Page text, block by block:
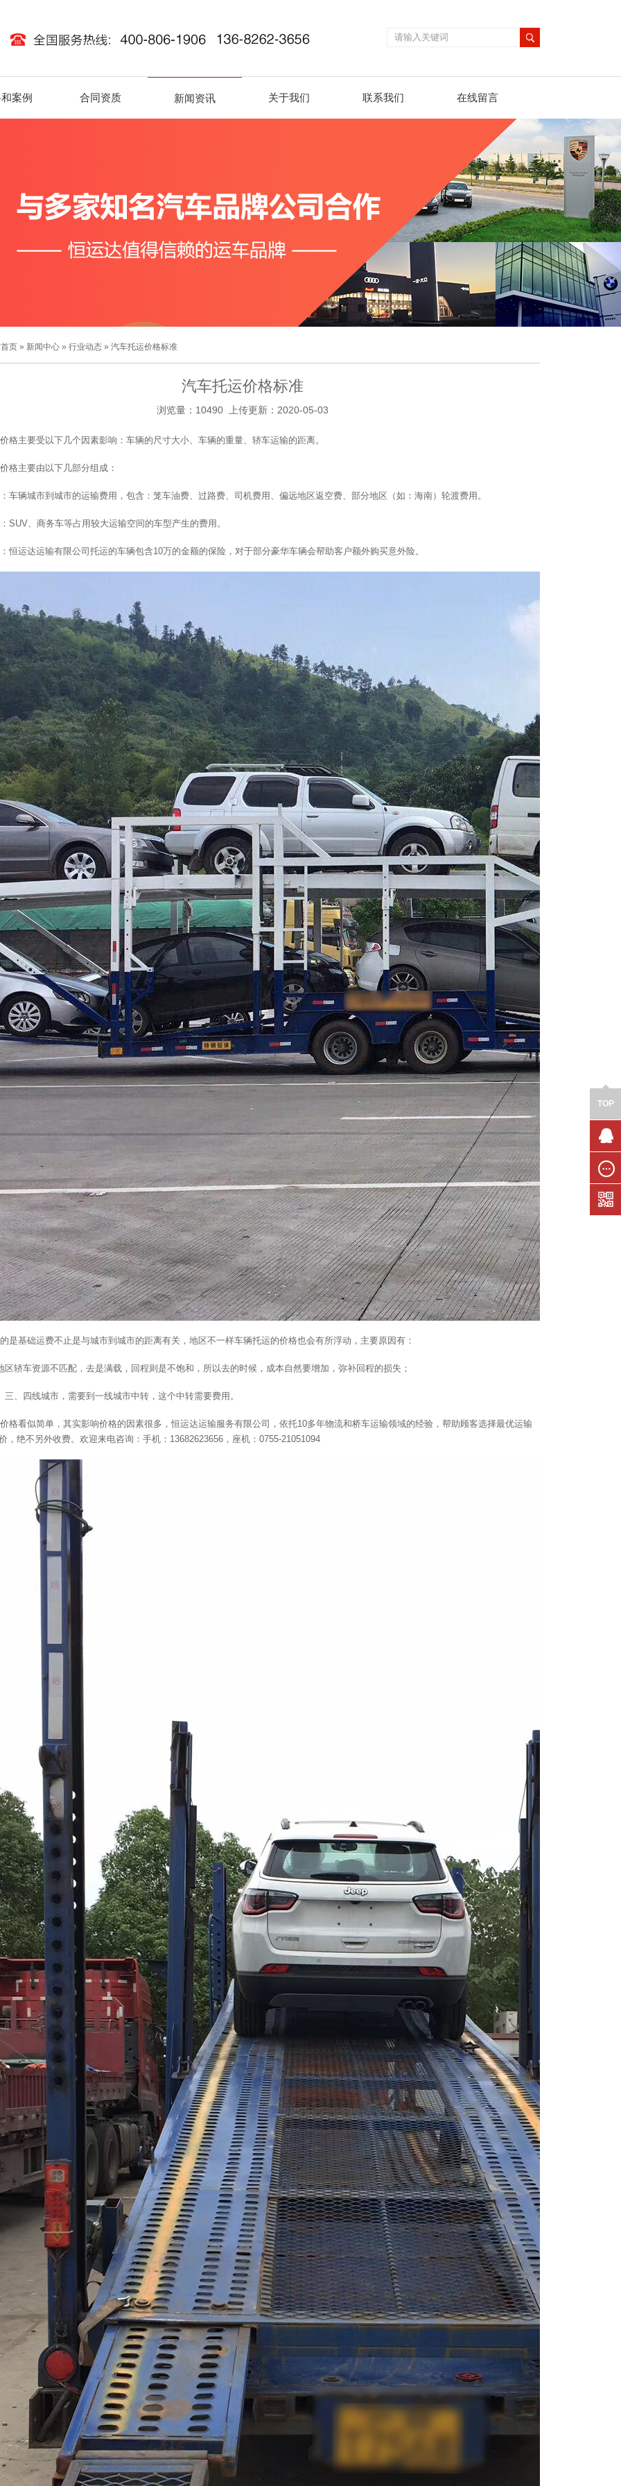
案例 合同资质 新闻资讯 关于我们 联系我们 在线留言
页 » 新闻中心 » 行业动态 » 汽车托运价格标准
汽车托运价格标准
浏览量：10490 上传更新：2020-05-03
格主要受以下几个因素影响：车辆的尺寸大小、车辆的重量、轿车运输的距离。
格主要由以下几部分组成：
车辆城市到城市的运输费用，包含：笼车油费、过路费、司机费用、偏远地区返空费、部分地区（如：海南）轮渡费用。
SUV、商务车等占用较大运输空间的车型产生的费用。
恒运达运输有限公司托运的车辆包含10万的金额的保险，对于部分豪华车辆会帮助客户额外购买意外险。
是基础运费不止是与城市到城市的距离有关，地区不一样车辆托运的价格也会有所浮动，主要原因有：
区轿车资源不匹配，去是满载，回程则是不饱和，所以去的时候，成本自然要增加，弥补回程的损失；
三、四线城市，需要到一线城市中转，这个中转需要费用。
格看似简单，其实影响价格的因素很多，恒运达运输服务有限公司，依托10多年物流和桥车运输领域的经验，帮助顾客选择最优运输
，绝不另外收费。欢迎来电咨询：手机：13682623656，座机：0755-21051094
TOP
联系我
在线留